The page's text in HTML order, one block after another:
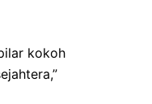
kokoh